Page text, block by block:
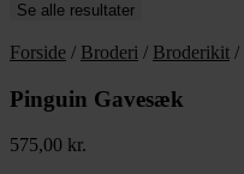
Se alle resultater
Forside / Broderi / Broderikit /
Pinguin Gavesæk
575,00 kr.